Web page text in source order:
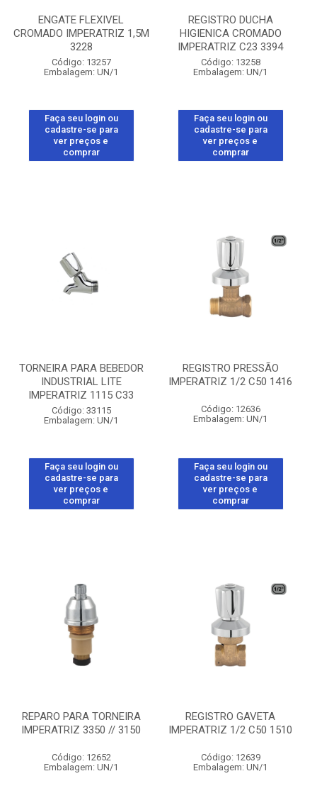
ENGATE FLEXIVEL
CROMADO IMPERATRIZ 1,5M
3228
Código: 13257
Embalagem: UN/1
Faça seu login ou
cadastre-se para
ver preços e
comprar
REGISTRO DUCHA
HIGIENICA CROMADO
IMPERATRIZ C23 3394
Código: 13258
Embalagem: UN/1
Faça seu login ou
cadastre-se para
ver preços e
comprar
TORNEIRA PARA BEBEDOR
INDUSTRIAL LITE
IMPERATRIZ 1115 C33
Código: 33115
Embalagem: UN/1
Faça seu login ou
cadastre-se para
ver preços e
comprar
REGISTRO PRESSÃO
IMPERATRIZ 1/2 C50 1416
Código: 12636
Embalagem: UN/1
Faça seu login ou
cadastre-se para
ver preços e
comprar
REPARO PARA TORNEIRA
IMPERATRIZ 3350 // 3150
Código: 12652
Embalagem: UN/1
REGISTRO GAVETA
IMPERATRIZ 1/2 C50 1510
Código: 12639
Embalagem: UN/1